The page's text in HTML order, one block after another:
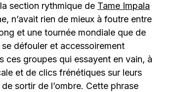
section rythmique de Tame Impala
n’avait rien de mieux à foutre entre
et une tournée mondiale que de
défouler et accessoirement
ces groupes qui essayent en vain, à
et de clics frénétiques sur leurs
sortir de l’ombre. Cette phrase